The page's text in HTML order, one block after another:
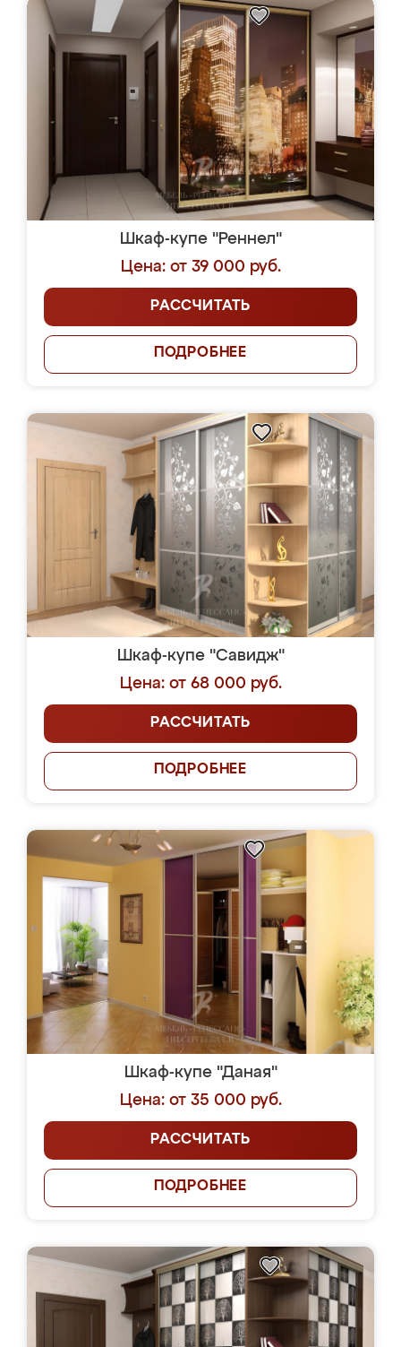
Шкаф-купе "Реннел"
Цена: от 39 000 руб.
РАССЧИТАТЬ
ПОДРОБНЕЕ
Шкаф-купе "Савидж"
Цена: от 68 000 руб.
РАССЧИТАТЬ
ПОДРОБНЕЕ
Шкаф-купе "Даная"
Цена: от 35 000 руб.
РАССЧИТАТЬ
ПОДРОБНЕЕ